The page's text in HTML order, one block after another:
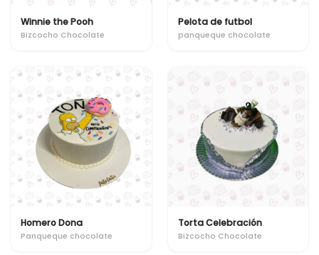
Winnie the Pooh
Bizcocho Chocolate
Pelota de futbol
panqueque chocolate
Homero Dona
Panqueque chocolate
Torta Celebración
Bizcocho Chocolate